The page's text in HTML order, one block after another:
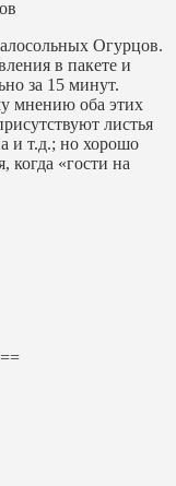
Огурцов.
в пакете и
за 15 минут.
мнению оба этих
листья
и т.д.; но хорошо
когда «гости на